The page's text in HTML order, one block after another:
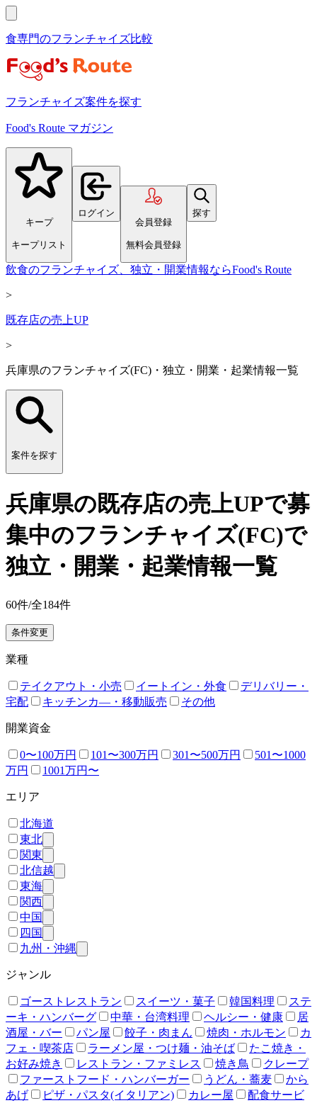
食専門のフランチャイズ比較
フランチャイズ案件を探す
Food's Route マガジン
キープ
キープリスト
ログイン
会員登録
無料会員登録
探す
飲食のフランチャイズ、独立・開業情報ならFood's Route
>
既存店の売上UP
>
兵庫県のフランチャイズ(FC)・独立・開業・起業情報一覧
案件を探す
兵庫県の既存店の売上UPで募
集中のフランチャイズ(FC)で
独立・開業・起業情報一覧
60件/全184件
条件変更
業種
テイクアウト・小売 イートイン・外食
デリバリー・
宅配
キッチンカ―・移動販売 その他
開業資金
0〜100万円 101〜300万円 301〜500万円
501〜1000
万円
1001万円〜
エリア
北海道
東北
関東
北信越
東海
関西
中国
四国
九州・沖縄
ジャンル
ゴーストレストラン スイーツ・菓子 韓国料理
ステ
ーキ・ハンバーグ
中華・台湾料理 ヘルシー・健康
居
酒屋・バー
パン屋 餃子・肉まん 焼肉・ホルモン
カ
フェ・喫茶店
ラーメン屋・つけ麺・油そば
たこ焼き・
お好み焼き
レストラン・ファミレス 焼き鳥
クレープ
ファーストフード・ハンバーガー
うどん・蕎麦
から
あげ
ピザ・パスタ(イタリアン) カレー屋
配食サービ